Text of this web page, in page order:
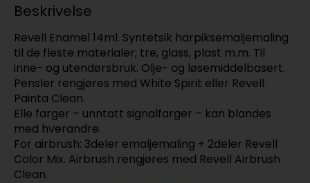
Beskrivelse
Revell Enamel 14ml. Syntetsik harpiksemaljemaling
til de fleste materialer; tre, glass, plast m.m. Til
inne- og utendørsbruk. Olje- og løsemiddelbasert.
Pensler rengjøres med White Spirit eller Revell
Painta Clean.
Elle farger – unntatt signalfarger – kan blandes
med hverandre.
For airbrush: 3deler emaljemaling + 2deler Revell
Color Mix. Airbrush rengjøres med Revell Airbrush
Clean.